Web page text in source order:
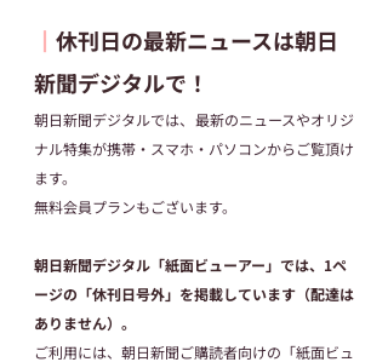
┃ 休刊日の最新ニュースは朝日
新聞デジタルで！
朝日新聞デジタルでは、最新のニュースやオリジ
ナル特集が携帯・スマホ・パソコンからご覧頂け
ます。
無料会員プランもございます。
朝日新聞デジタル「紙面ビューアー」では、1ペ
ージの「休刊日号外」を掲載しています（配達は
ありません）。
ご利用には、朝日新聞ご購読者向けの「紙面ビュ